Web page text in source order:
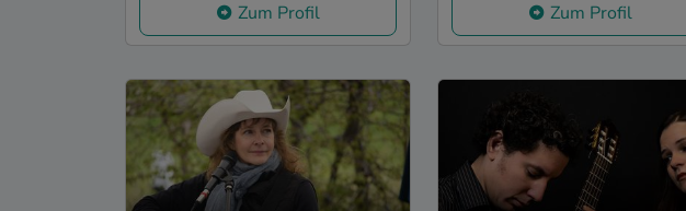
Zum Profil Zum Profil